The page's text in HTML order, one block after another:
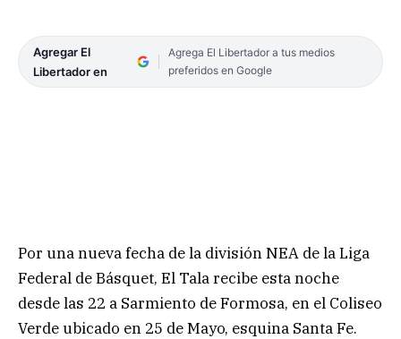
Agregar El
Libertador en
Agrega El Libertador a tus medios
preferidos en Google
Por una nueva fecha de la división NEA de la Liga
Federal de Básquet, El Tala recibe esta noche
desde las 22 a Sarmiento de Formosa, en el Coliseo
Verde ubicado en 25 de Mayo, esquina Santa Fe.